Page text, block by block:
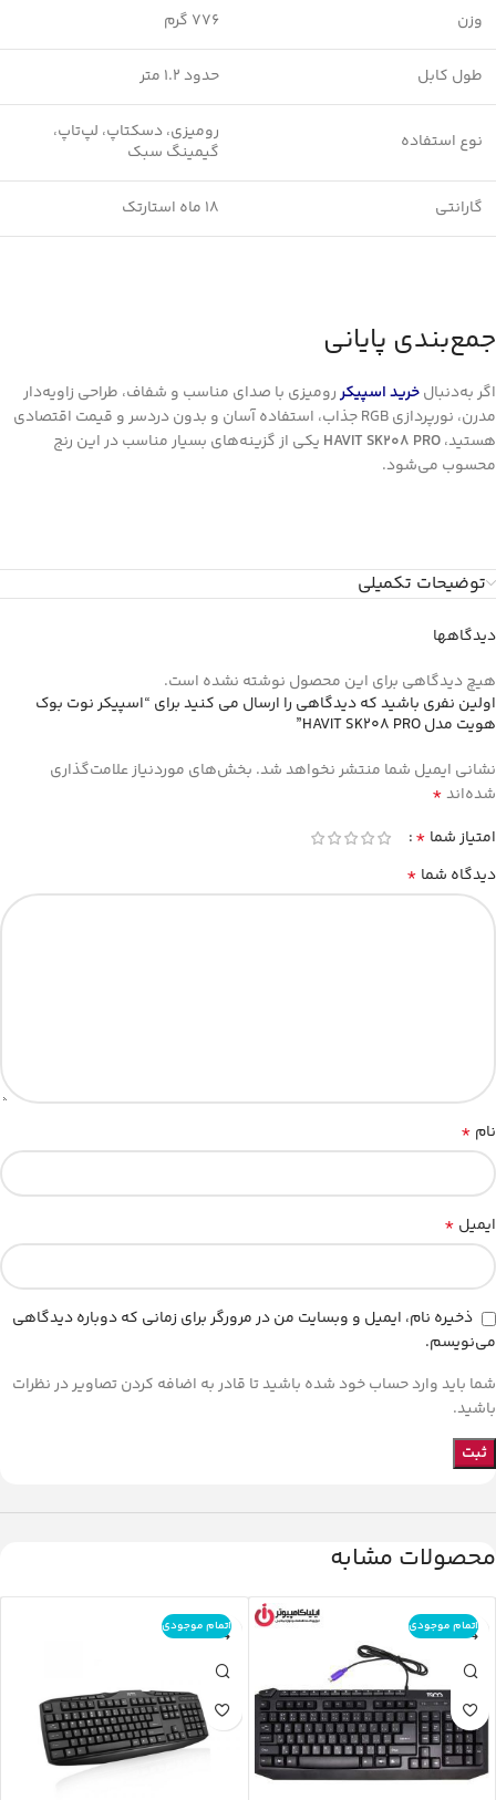
وزن 776 گرم
طول کابل حدود 1.2 متر
نوع استفاده
رومیزی، دسکتاپ، لپ‌تاپ،
گیمینگ سبک
گارانتی ۱۸ ماه استارتک
جمع‌بندی پایانی
اگر به‌دنبالخرید اسپیکررومیزی با صدای مناسب و شفاف، طراحی زاویه‌دار
مدرن، نورپردازی RGB جذاب، استفاده آسان و بدون دردسر و قیمت اقتصادی
هستید،HAVIT SK208 PRO یکی از گزینه‌های بسیار مناسب در این رنج
محسوب می‌شود.
توضیحات تکمیلی
دیدگاهها
هیچ دیدگاهی برای این محصول نوشته نشده است.
اولین نفری باشید که دیدگاهی را ارسال می کنید برای “اسپیکر نوت بوک
هویت مدل HAVIT SK208 PRO”
نشانی ایمیل شما منتشر نخواهد شد. بخش‌های موردنیاز علامت‌گذاری
شده‌اند*
امتیاز شما *
دیدگاه شما *
نام *
ایمیل *
ذخیره نام، ایمیل و وبسایت من در مرورگر برای زمانی که دوباره دیدگاهی
می‌نویسم.
شما باید وارد حساب خود شده باشید تا قادر به اضافه کردن تصاویر در نظرات
باشید.
محصولات مشابه
اتمام موجودی اتمام موجودی